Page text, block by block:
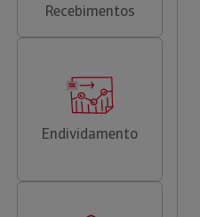
Recebimentos
Endividamento